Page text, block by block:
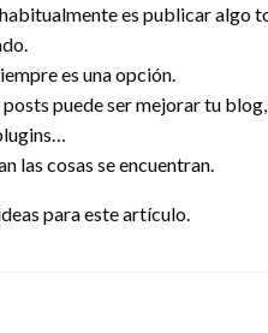
es publicar
es una opción.
puede ser mejorar tu
las cosas se encuentran.
para este artículo.